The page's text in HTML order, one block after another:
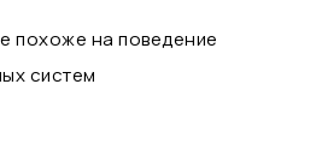
похоже на поведение
систем